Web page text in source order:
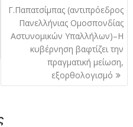
Γ.Παπατσίμπας (αντιπρόεδρος
Πανελλήνιας Ομοσπονδίας
Αστυνομικών Υπαλλήλων)–Η
κυβέρνηση βαφτίζει την
πραγματική μείωση,
εξορθολογισμό